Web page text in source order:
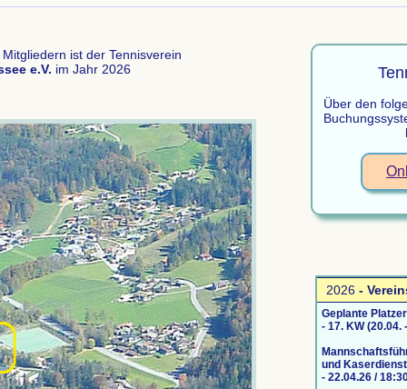
ist der Tennisverein
e.V. im Jahr 2026
Über den
2026 -
Geplante
- 17. KW (20.04.
und
- 22.04.26 /